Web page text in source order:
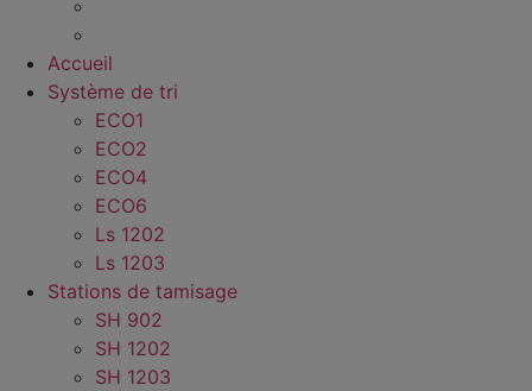
Accueil
Système de tri
ECO1
ECO2
ECO4
ECO6
Ls 1202
Ls 1203
Stations de tamisage
SH 902
SH 1202
SH 1203